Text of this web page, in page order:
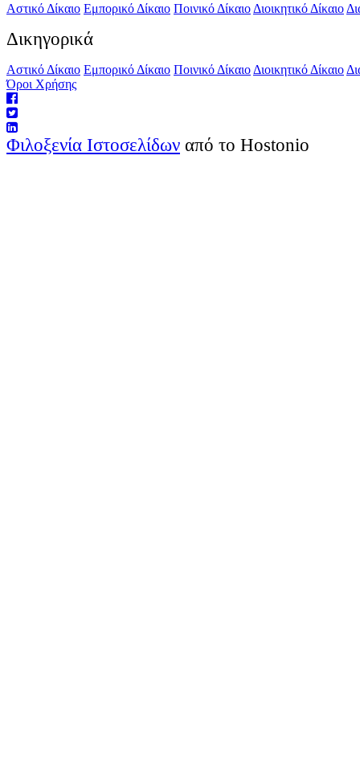
Αστικό Δίκαιο Εμπορικό Δίκαιο Ποινικό Δίκαιο Διοικητικό Δίκαιο
Δικηγορικά
Αστικό Δίκαιο Εμπορικό Δίκαιο Ποινικό Δίκαιο Διοικητικό Δίκαιο
Όροι Χρήσης
Φιλοξενία Ιστοσελίδων από το Hostonio